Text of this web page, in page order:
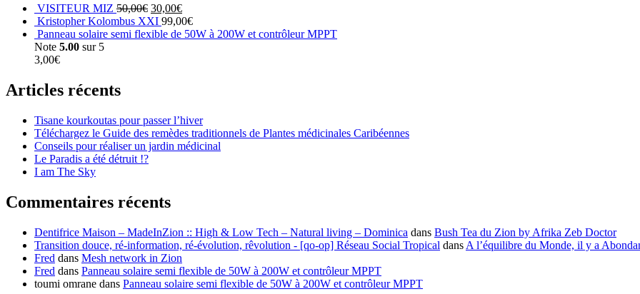
VISITEUR MIZ 50,00€ 30,00€
Kristopher Kolombus XXI 99,00€
Panneau solaire semi flexible de 50W à 200W et contrôleur MPPT
Note 5.00 sur 5
3,00€
Articles récents
Tisane kourkoutas pour passer l’hiver
Téléchargez le Guide des remèdes traditionnels de Plantes médicinales Caribéennes
Conseils pour réaliser un jardin médicinal
Le Paradis a été détruit !?
I am The Sky
Commentaires récents
Dentifrice Maison – MadeInZion :: High & Low Tech – Natural living – Dominica dans Bush Tea du Zion by Afrika Zeb Doctor
Transition douce, ré-information, ré-évolution, rêvolution - [qo-op] Réseau Social Tropical dans A l’équilibre du Monde, il y a
Fred dans Mesh network in Zion
Fred dans Panneau solaire semi flexible de 50W à 200W et contrôleur MPPT
toumi omrane dans Panneau solaire semi flexible de 50W à 200W et contrôleur MPPT